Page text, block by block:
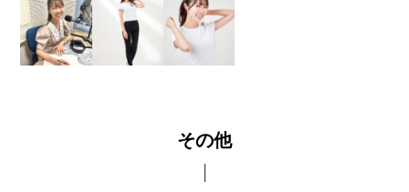
その他